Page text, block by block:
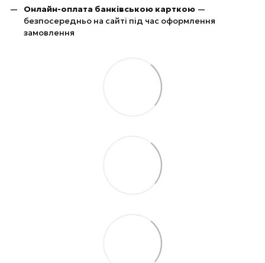
Онлайн-оплата банківською карткою —
безпосередньо на сайті під час оформлення
замовлення